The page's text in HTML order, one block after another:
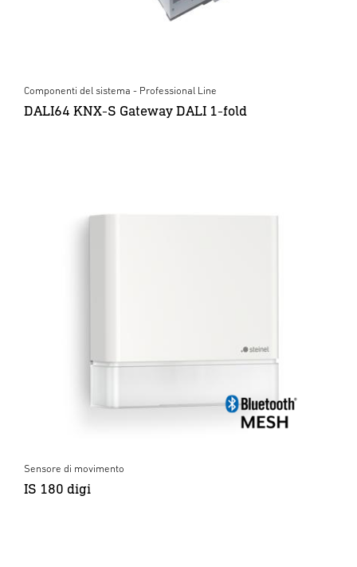
Componenti del sistema - Professional Line
DALI64 KNX-S Gateway DALI 1-fold
Sensore di movimento
IS 180 digi